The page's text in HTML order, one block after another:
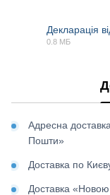
Декларація
0.8 МБ
Адресна
Пошти»
Доставка по
Доставка